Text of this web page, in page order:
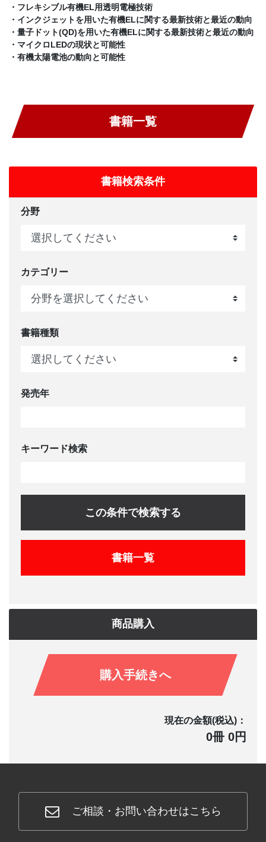
・フレキシブル有機EL用透明電極技術
・インクジェットを用いた有機ELに関する最新技術と最近の動向
・量子ドット(QD)を用いた有機ELに関する最新技術と最近の動向
・マイクロLEDの現状と可能性
・有機太陽電池の動向と可能性
書籍一覧
書籍検索条件
分野
カテゴリー
書籍種類
発売年
キーワード検索
この条件で検索する
書籍一覧
商品購入
購入手続きへ
現在の金額(税込)：
0冊 0円
ご相談・お問い合わせはこちら